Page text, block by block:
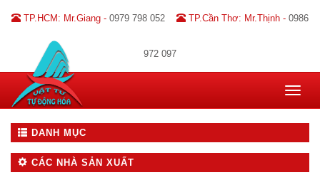
TP.HCM: Mr.Giang - 0979 798 052 TP.Cần Thơ: Mr.Thịnh - 0986
972 097
Toggle
DANH MỤC
CÁC NHÀ SẢN XUẤT